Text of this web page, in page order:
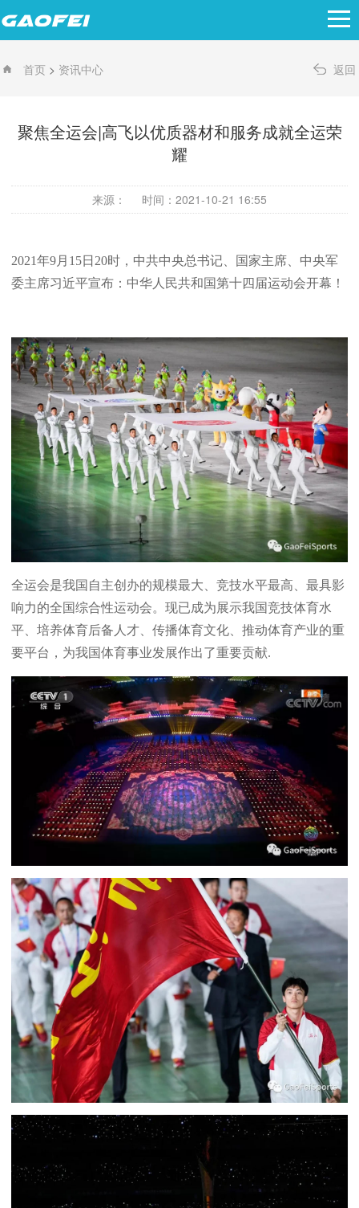
首页 > 资讯中心 返回
聚焦全运会|高飞以优质器材和服务成就全运荣
耀
来源： 时间：2021-10-21 16:55
2021年9月15日20时，中共中央总书记、国家主席、中央军
委主席习近平宣布：中华人民共和国第十四届运动会开幕！
全运会是我国自主创办的规模最大、竞技水平最高、最具影
响力的全国综合性运动会。现已成为展示我国竞技体育水
平、培养体育后备人才、传播体育文化、推动体育产业的重
要平台，为我国体育事业发展作出了重要贡献.